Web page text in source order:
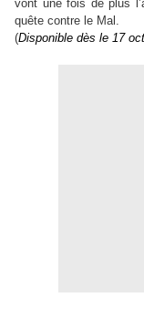
vont une fois de plus
quête contre le Mal.
(Disponible dès le 17